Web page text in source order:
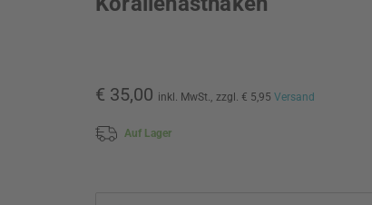
€ 35,00 inkl. MwSt., zzgl. € 5,95 Versand
Auf Lager